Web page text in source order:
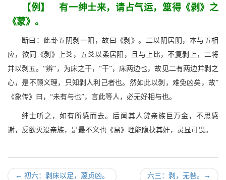
【例】 有一绅士来，请占气运，筮得《剥》之
《蒙》。
断曰：此卦五阴剥一阳，故曰《剥》。二以阴居阴，本与五相
应，欲同《剥》上爻，五爻以柔居阳，且与上比，不复剥上，二将
并以剥五。“辨”，为床之干，“干”，床两边也，故见二有两边并剥之
心，是不顾义理，只知剥人利己者也。然如此以剥，难免凶矣，故”
《象传》曰，“未有与也”，言此等人，必无好相与也。
绅士听之，如有所感而去。后闻其人贷亲族巨万金，不思感
谢，反欲灭没亲族，是最不义也《易》理能隐抉其奸，灵显可畏。
← 初六：剥床以足，蔑贞凶。 六三：剥，无咎。 →